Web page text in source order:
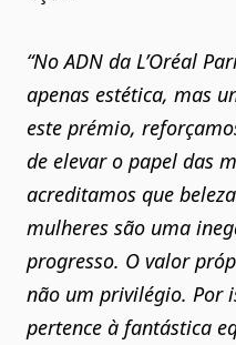
“No ADN da L’Oréal
apenas estética, mas
este prémio,
de elevar o papel das
acreditamos que
mulheres são uma
progresso. O valor
não um privilégio. Por
pertence à fantástica